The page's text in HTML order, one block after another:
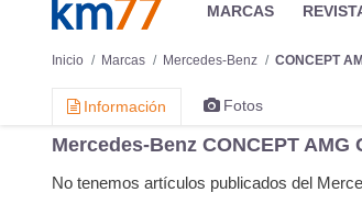
MARCAS
Inicio Marcas Mercedes-Benz CONCEPT
Información Fotos
Mercedes-Benz CONCEPT AMG
No tenemos artículos publicados del